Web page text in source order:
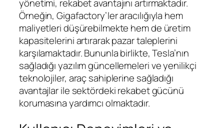
yönetimi, rekabet avantajını artırmaktadır.
Örneğin, Gigafactory’ler aracılığıyla hem
maliyetleri düşürebilmekte hem de üretim
kapasitelerini artırarak pazar taleplerini
karşılamaktadır. Bununla birlikte, Tesla’nın
sağladığı yazılım güncellemeleri ve yenilikçi
teknolojiler, araç sahiplerine sağladığı
avantajlar ile sektördeki rekabet gücünü
korumasına yardımcı olmaktadır.